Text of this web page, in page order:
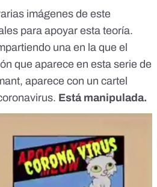
imágenes de este
para apoyar esta teoría.
una en la que el
que aparece en esta serie de
aparece con un cartel
Está manipulada.